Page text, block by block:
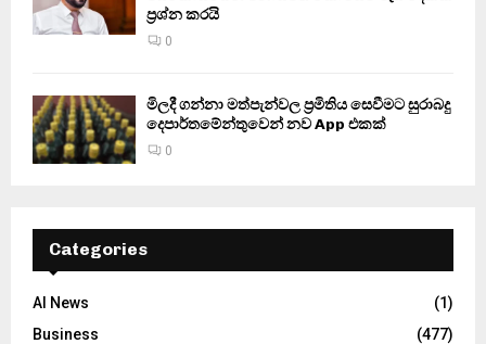
ප්‍රශ්න කරයි
0
මිලදී ගන්නා මත්පැන්වල ප්‍රමිතිය සෙවීමට සුරාබදු
දෙපාර්තමේන්තුවෙන් නව App එකක්
0
Categories
AI News
(1)
Business
(477)